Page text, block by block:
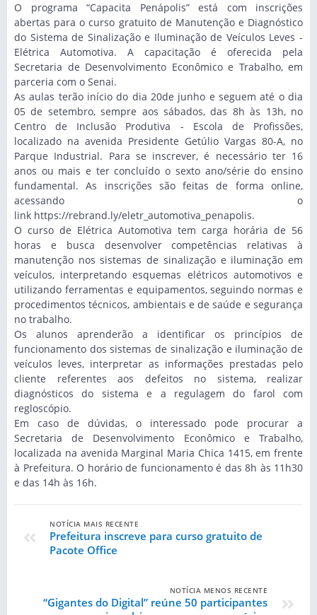
O programa “Capacita Penápolis” está com inscrições
abertas para o curso gratuito de Manutenção e Diagnóstico
do Sistema de Sinalização e Iluminação de Veículos Leves -
Elétrica Automotiva. A capacitação é oferecida pela
Secretaria de Desenvolvimento Econômico e Trabalho, em
parceria com o Senai.
As aulas terão início do dia 20de junho e seguem até o dia
05 de setembro, sempre aos sábados, das 8h às 13h, no
Centro de Inclusão Produtiva - Escola de Profissões,
localizado na avenida Presidente Getúlio Vargas 80-A, no
Parque Industrial. Para se inscrever, é necessário ter 16
anos ou mais e ter concluído o sexto ano/série do ensino
fundamental. As inscrições são feitas de forma online,
acessando o
link https://rebrand.ly/eletr_automotiva_penapolis.
O curso de Elétrica Automotiva tem carga horária de 56
horas e busca desenvolver competências relativas à
manutenção nos sistemas de sinalização e iluminação em
veículos, interpretando esquemas elétricos automotivos e
utilizando ferramentas e equipamentos, seguindo normas e
procedimentos técnicos, ambientais e de saúde e segurança
no trabalho.
Os alunos aprenderão a identificar os princípios de
funcionamento dos sistemas de sinalização e iluminação de
veículos leves, interpretar as informações prestadas pelo
cliente referentes aos defeitos no sistema, realizar
diagnósticos do sistema e a regulagem do farol com
regloscópio.
Em caso de dúvidas, o interessado pode procurar a
Secretaria de Desenvolvimento Econômico e Trabalho,
localizada na avenida Marginal Maria Chica 1415, em frente
à Prefeitura. O horário de funcionamento é das 8h às 11h30
e das 14h às 16h.
NOTÍCIA MAIS RECENTE
Prefeitura inscreve para curso gratuito de
Pacote Office
NOTÍCIA MENOS RECENTE
“Gigantes do Digital” reúne 50 participantes